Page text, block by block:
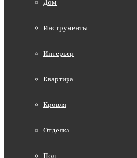
Дом
Инструменты
Интерьер
Квартира
Кровля
Отделка
Пол